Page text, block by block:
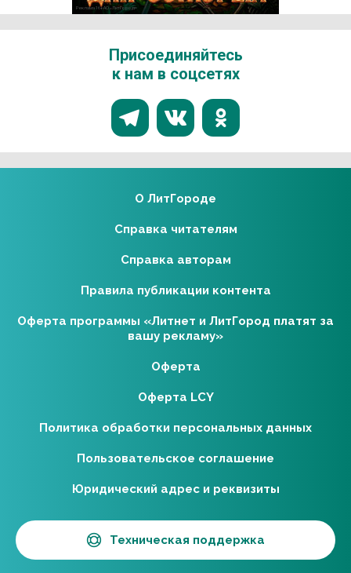
Присоединяйтесь
к нам в соцсетях
Реклама 16+ АО «ЛитГород»
О ЛитГороде
Справка читателям
Справка авторам
Правила публикации контента
Оферта программы «Литнет и ЛитГород платят за
вашу рекламу»
Оферта
Оферта LCY
Политика обработки персональных данных
Пользовательское соглашение
Юридический адрес и реквизиты
Техническая поддержка